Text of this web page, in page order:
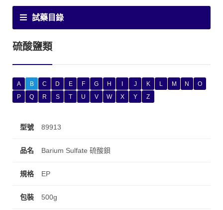
試藥目錄
硫酸鹽類
A B C D E F G H J K L M N
O
P
Q R S T U V W X Y Z
89913
Barium Sulfate 硫酸鋇
EP
500g